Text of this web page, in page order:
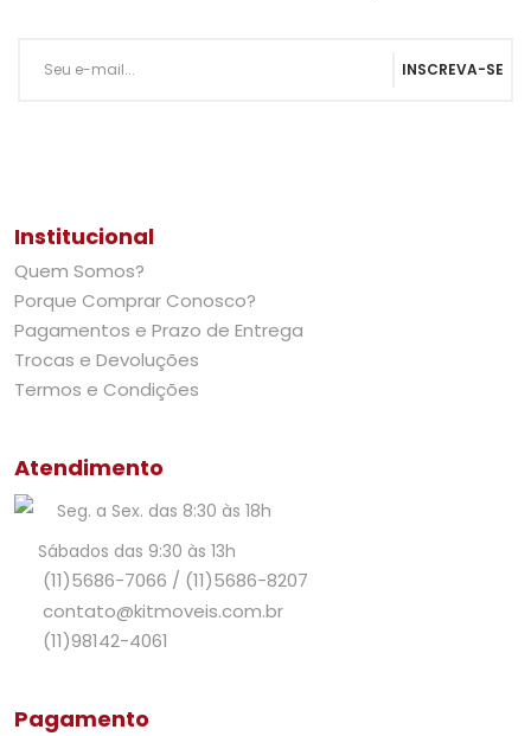
INSCREVA-SE
Institucional
Quem Somos?
Porque Comprar Conosco?
Pagamentos e Prazo de Entrega
Trocas e Devoluções
Termos e Condições
Atendimento
Seg. a Sex. das 8:30 às 18h
Sábados das 9:30 às 13h
(11)5686-7066 / (11)5686-8207
contato@kitmoveis.com.br
(11)98142-4061
Pagamento